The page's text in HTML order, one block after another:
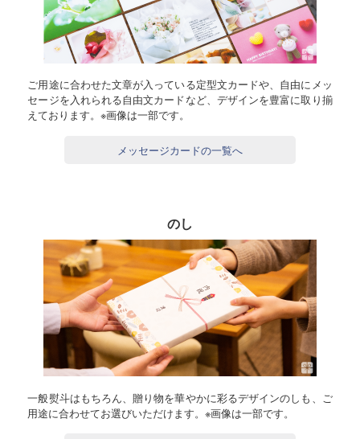
ご用途に合わせた文章が入っている定型文カードや、自由にメッ
セージを入れられる自由文カードなど、デザインを豊富に取り揃
えております。※画像は一部です。
メッセージカードの一覧へ
のし
一般熨斗はもちろん、贈り物を華やかに彩るデザインのしも、ご
用途に合わせてお選びいただけます。※画像は一部です。